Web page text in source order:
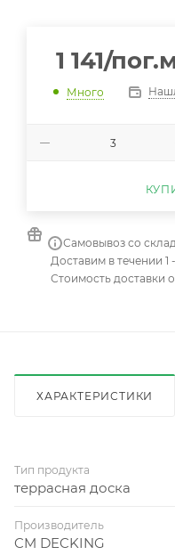
1 141/
Много
Самовывоз со
Доставим в течении 1
Стоимость доставки
ХАРАКТЕРИСТИКИ
Тип продукта
террасная доска
Производитель
CM DECKING